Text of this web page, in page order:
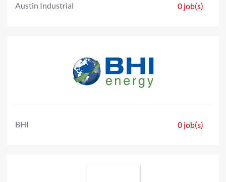
Austin Industrial 0 job(s)
BHI 0 job(s)